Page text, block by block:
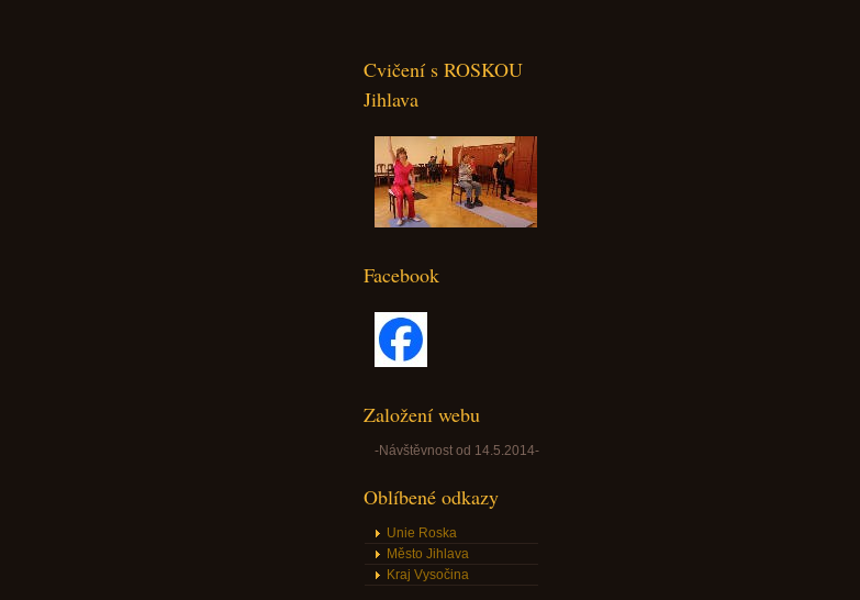
Cvičení s ROSKOU
Jihlava
Facebook
Založení webu
-Návštěvnost od 14.5.2014-
Oblíbené odkazy
Unie Roska
Město Jihlava
Kraj Vysočina